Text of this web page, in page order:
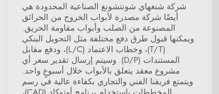
شركة شنغهاي شونتشونغ الصناعية المحدودة هي
أيضًا شركة مصدرة لأبواب الخروج من الحرائق
المصنوعة من الصلب وأبواب مقاومة الحريق.
ويمكنها قبول طرق دفع مختلفة مثل التحويل البنكي
(T/T)، وخطاب الاعتماد (L/C)، ودفع مقابل
المستندات (D/P). وسيتم إرسال تقدير سعر أي
مشروع معقد يتعلق بالأبواب خلال أسبوعٍ واحد.
ويتمتع فريقنا الفني والتجاري بكفاءة عالية في رسم